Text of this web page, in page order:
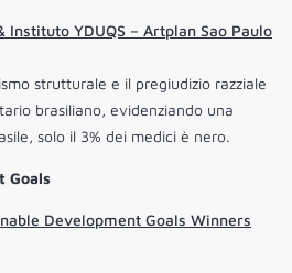
Instituto YDUQS – Artplan Sao Paulo
strutturale e il pregiudizio razziale
brasiliano, evidenziando una
solo il 3% dei medici è nero.
Goals
Development Goals Winners